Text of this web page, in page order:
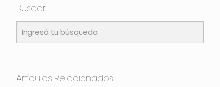
Buscar
Artículos Relacionados